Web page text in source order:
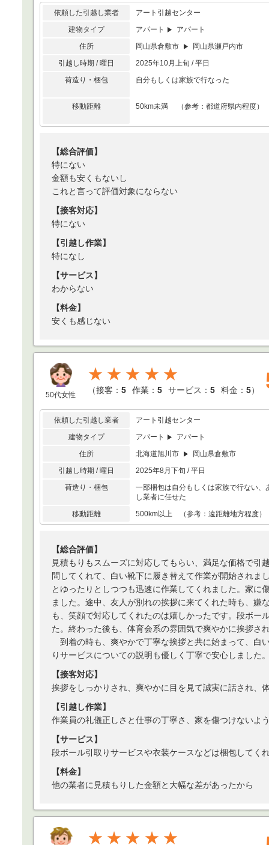
依頼した引越し業者
アート引越センター
建物タイプ
アパート
アパート
住所
岡山県倉敷市
岡山県瀬戸内市
引越し時期 / 曜日
2025年10月上旬 / 平日
荷造り・梱包
自分もしくは家族で行なった
移動距離 50km未満 （参考：都道府県内程度）
【総合評価】
特にない
金額も安くもないし
これと言って評価対象にならない
【接客対応】
特にない
【引越し作業】
特になし
【サービス】
わからない
【料金】
安くも感じない
50代女性
★★★★★
（接客： 5 作業： 5 サービス： 5 料金： 5）
依頼した引越し業者
アート引越センター
建物タイプ
アパート
アパート
住所
北海道旭川市
岡山県倉敷市
引越し時期 / 曜日
2025年8月下旬 / 平日
荷造り・梱包
一部梱包は自分もしくは家族で行ない、
し業者に任せた
移動距離
500km以上 （参考：遠距離地方程度）
【総合評価】
見積もりもスムーズに対応してもらい、満足な価格で
問してくれて、白い靴下に履き替えて作業が開始され
とゆったりとしつつも迅速に作業してくれました。家
ました。途中、友人が別れの挨拶に来てくれた時も、
も、笑顔で対応してくれたのは嬉しかったです。段ボ
た。終わった後も、体育会系の雰囲気で爽やかに挨拶さ
到着の時も、爽やかで丁寧な挨拶と共に始まって、白
りサービスについての説明も優しく丁寧で安心しました
【接客対応】
挨拶をしっかりされ、爽やかに目を見て誠実に話され、
【引越し作業】
作業員の礼儀正しさと仕事の丁寧さ、家を傷つけないよ
【サービス】
段ボール引取りサービスや衣装ケースなどは梱包してく
【料金】
他の業者に見積もりした金額と大幅な差があったから
★★★★★